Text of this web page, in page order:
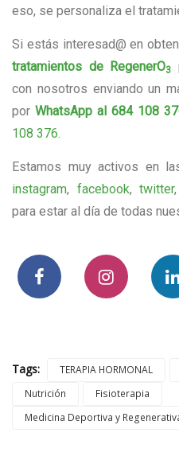
eso, se personaliza el
Si estás interesad@ en
tratamientos de RegenerO3
con nosotros enviando un
por WhatsApp al 684 108
108 376.
Estamos muy activos en
instagram, facebook,twitter,
para estar al día de todas
Tags: TERAPIA HORMONAL
Nutrición
Fisioterapia
Medicina Deportiva y